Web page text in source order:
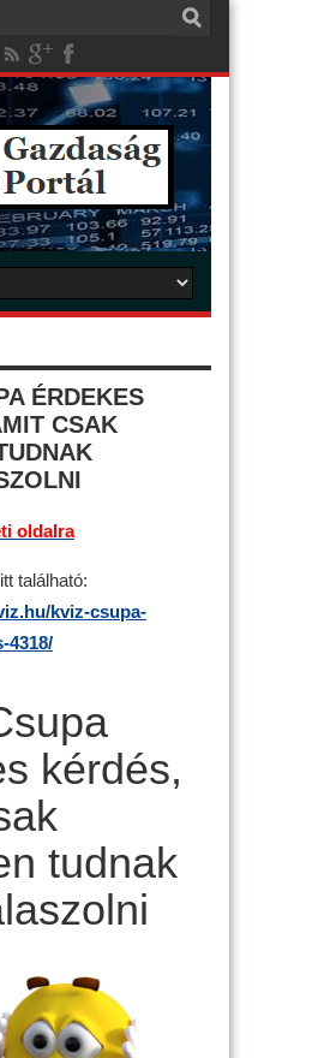
ÉRDEKES
CSAK
oldalra
található:
kviz-csupa-
4318/
kérdés,
tudnak